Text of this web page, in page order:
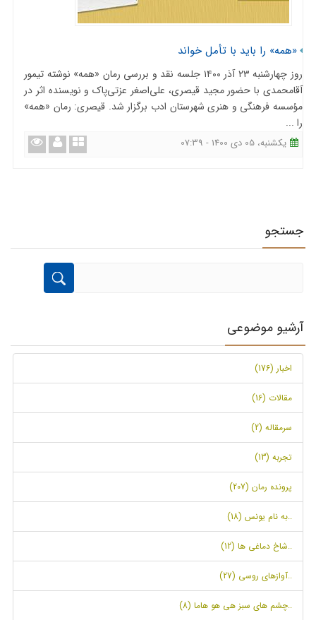
«همه» ‌را باید با تأمل خواند
روز چهارشنبه ۲۳ آذر ۱۴۰۰ جلسه نقد و بررسی رمان «همه» نوشته تیمور
آقامحمدی با حضور مجید قیصری، علی‌اصغر عزتی‌پاک و نویسنده اثر در
مؤسسه فرهنگی و هنری شهرستان ادب برگزار شد. قیصری: رمان «همه»
‌را ...
یکشنبه، 05 دی 1400 - 07:39
جستجو
آرشیو موضوعی
اخبار (176)
مقالات (16)
سرمقاله (2)
تجربه (13)
پرونده رمان (207)
..به نام یونس (18)
..شاخ دماغی ها (12)
..آوازهای روسی (27)
..چشم های سبز هی هو هاما (8)